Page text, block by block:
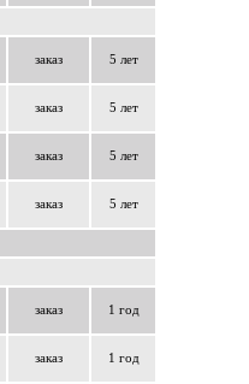
заказ 5 лет
заказ 5 лет
заказ 5 лет
заказ 5 лет
заказ 1 год
заказ 1 год